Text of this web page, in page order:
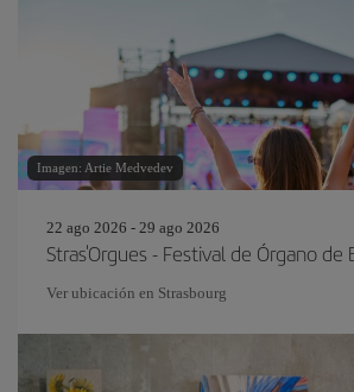
Imagen: Artie Medvedev
22 ago 2026 - 29 ago 2026
Stras'Orgues - Festival de Órgano de
Ver ubicación en Strasbourg